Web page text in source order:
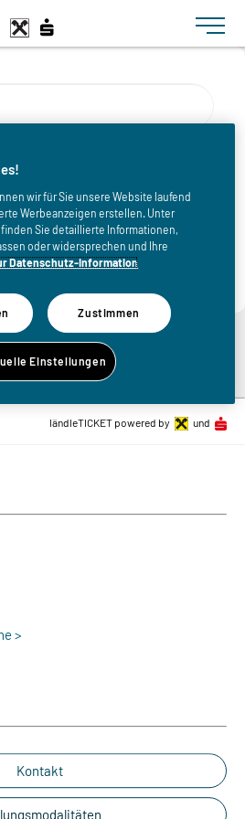
Toggle
zur Übersicht
>
Kontakt
ländleTICKET powered by und
wir für Sie unsere Website laufend
Werbeanzeigen erstellen. Unter
Sie detaillierte Informationen,
oder widersprechen und Ihre
Datenschutz-Information
Zustimmen
Einstellungen